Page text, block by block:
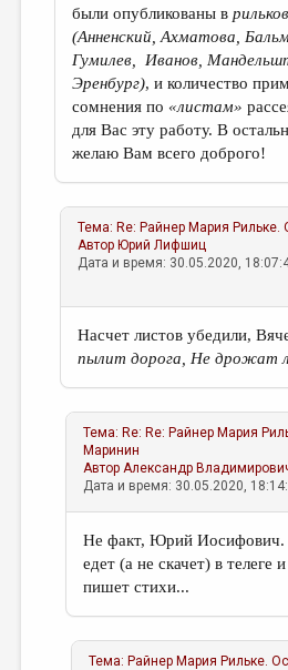
были опубликованы в
(Анненский, Ахматова,
Гумилев, Иванов,
Эренбург), и количество
сомнения по «листам»
для Вас эту работу. В
желаю Вам всего доброго!
Тема: Re: Райнер Мария Рильке.
Автор Юрий Лифшиц
Дата и время: 30.05.2020,
Насчет листов убедили,
пылит дорога, Не дрожат
Тема: Re: Re: Райнер Мария
Маринин
АвторАлександр
Дата и время: 30.05.2020,
Не факт, Юрий Иосифович.
едет (а не скачет) в телеге
пишет стихи...
Тема: Райнер Мария Рильке.